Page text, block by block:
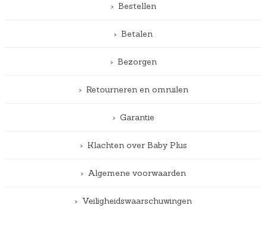
Bestellen
Betalen
Bezorgen
Retourneren en omruilen
Garantie
Klachten over Baby Plus
Algemene voorwaarden
Veiligheidswaarschuwingen